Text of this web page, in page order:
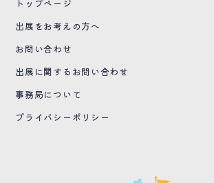
トップページ
出展をお考えの方へ
お問い合わせ
出展に関するお問い合わせ
事務局について
プライバシーポリシー